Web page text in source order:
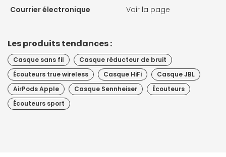
Courrier électronique
Voir la page
Les produits tendances :
Casque sans fil
Casque réducteur de bruit
Écouteurs true wireless
Casque HiFi
Casque JBL
AirPods Apple
Casque Sennheiser
Écouteurs
Écouteurs sport